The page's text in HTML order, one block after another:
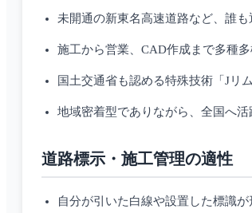
未開通の新東名高速道路など、誰
施工から営業、CAD作成まで多種
国土交通省も認める特殊技術「Jリ
地域密着型でありながら、全国へ
道路標示・施工管理の適性
自分が引いた白線や設置した標識